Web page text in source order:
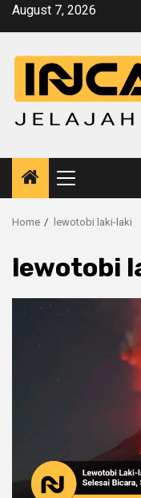
SkipAugust 7, 2026
Primary
Menu
Home lewotobi laki-laki
lewotobi